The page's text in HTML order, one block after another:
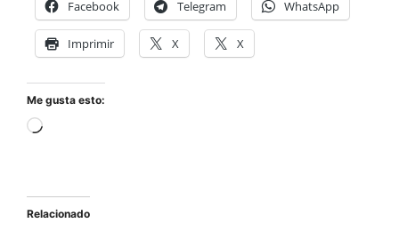
Facebook Telegram WhatsApp
Imprimir X X
Me gusta esto:
Relacionado